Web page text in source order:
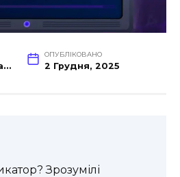
webseoupukr@gmail.com
ОПУБЛІКОВАНО
2 Грудня, 2025
Зрозумілі